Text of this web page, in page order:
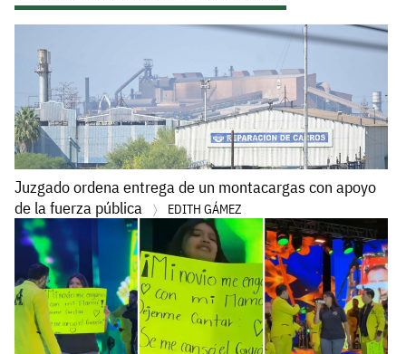
Juzgado ordena entrega de un montacargas con apoyo
de la fuerza pública
EDITH GÁMEZ